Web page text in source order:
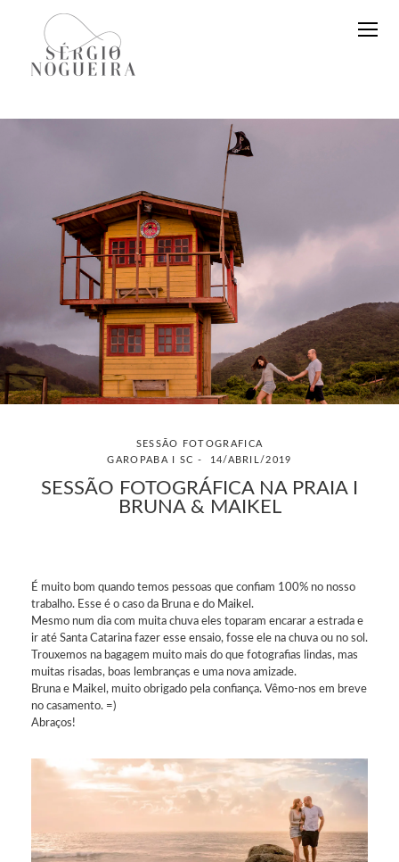
SESSÃO FOTOGRAFICA
GAROPABA I SC
14/ABRIL/2019
SESSÃO FOTOGRÁFICA NA PRAIA I
BRUNA & MAIKEL
É muito bom quando temos pessoas que confiam 100% no nosso
trabalho. Esse é o caso da Bruna e do Maikel.
Mesmo num dia com muita chuva eles toparam encarar a estrada e
ir até Santa Catarina fazer esse ensaio, fosse ele na chuva ou no sol.
Trouxemos na bagagem muito mais do que fotografias lindas, mas
muitas risadas, boas lembranças e uma nova amizade.
Bruna e Maikel, muito obrigado pela confiança. Vêmo-nos em breve
no casamento. =)
Abraços!